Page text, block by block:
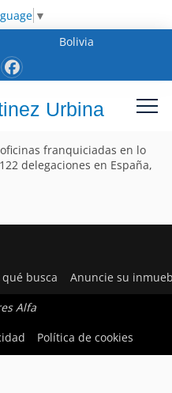
▼
Bolivia
Urbina
franquiciadas en lo
delegaciones en España,
busca Anuncie su
Alfa
Política de cookies